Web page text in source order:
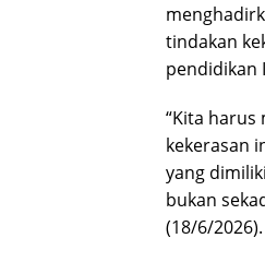
tindakan
pendidikan
“Kita
kekerasan
yang
bukan
(18/6/2026).